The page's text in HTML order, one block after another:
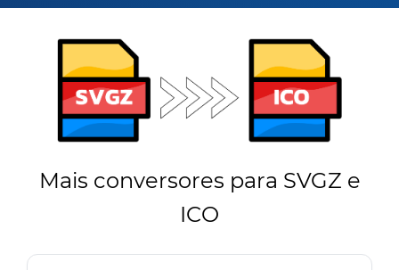
Mais conversores para SVGZ e
ICO